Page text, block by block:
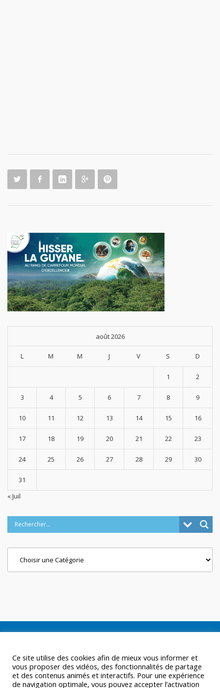
août 2026
L M M J V S D
1 2
3 4 5 6 7 8 9
10 11 12 13 14 15 16
17 18 19 20 21 22 23
24 25 26 27 28 29 30
31
« Juil
Ce site utilise des cookies afin de mieux vous informer et
vous proposer des vidéos, des fonctionnalités de partage
et des contenus animés et interactifs. Pour une expérience
de navigation optimale, vous pouvez accepter l’activation